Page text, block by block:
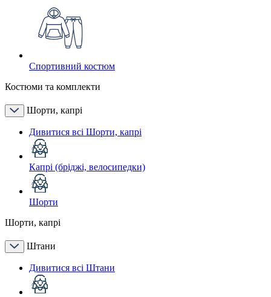
Спортивний костюм
Костюми та комплекти
Шорти, капрі
Дивитися всі Шорти, капрі
Капрі (бріджі, велосипедки)
Шорти
Шорти, капрі
Штани
Дивитися всі Штани